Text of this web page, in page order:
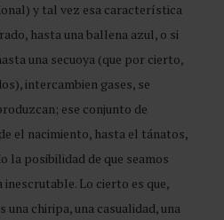
y tal vez esa característica
hasta una ballena azul, o si
una secuoya (que por cierto,
intercambien gases, se
ese conjunto de
el nacimiento, hasta el tánatos,
la posibilidad de que seamos
Lo cierto es que,
una chiripa, una casualidad, una